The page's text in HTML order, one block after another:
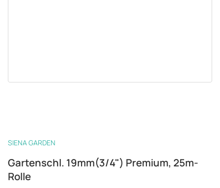
SIENA GARDEN
Gartenschl. 19mm(3/4") Premium, 25m-
Rolle